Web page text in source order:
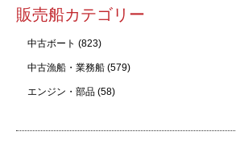
販売船カテゴリー
中古ボート (823)
中古漁船・業務船 (579)
エンジン・部品 (58)